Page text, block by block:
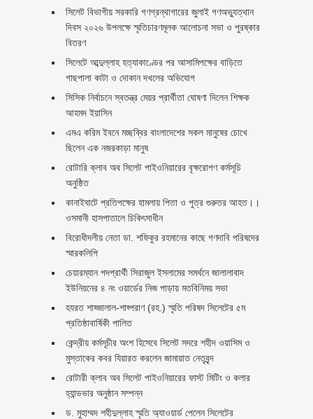
সিলেট বিভাগীয় সরকারি গণগ্রন্থাগারের জুলাই গণঅভ্যুত্থান
দিবস ২০২৬ উপলক্ষে স্মৃতিচারণমূলক আলোচনা সভা ও পুরষ্কার
বিতরণ ‎ ‎
সিলেটে আব্দুল্লাহ হত্যাকাণ্ডের পর আসামিপক্ষের বাড়িতে
গাছপালা কাটা ও দোকান দখলের অভিযোগ
সিসিক নির্বাচনে স্বতন্ত্র মেয়র প্রার্থীতা ঘোষণা দিলেন শিক্ষক
আহমদ ইয়াসিন
এমএ করিম ইবনে মচ্ছব্বির বাংলাদেশের সকল মানুষের চোখে
ছিলেন এক নজরকাড়া মানুষ ‎
রোটারি ক্লাব অব সিলেট পাইওনিয়ারের বৃক্ষরোপণ কর্মসূচি
অনুষ্ঠিত
কানাইঘাটে প্রতিপক্ষের হামলায় পিতা ও পুত্র গুরুতর আহত।।
ওসমানী হাসপাতালে চিকিৎসাধীন
বিরোধীদলীয় নেতা ডা. শফিকুর রহমানের কাছে গণদাবি পরিষদের
স্মারকলিপি ‎
চেয়ারম্যান পদপ্রার্থী সিরাজুল ইসলামের সমর্থনে জালালাবাদ
ইউনিয়নের ৪ নং ওয়ার্ডের নিজ পাড়ায় মতবিনিময় সভা
হযরত শাহ্জালাল-শাহ্পরাণ (রহ.) স্মৃতি পরিষদ সিলেটের ৫ম
প্রতিষ্ঠাবার্ষিকী পালিত ‎​
কেন্দ্রীয় কর্মসূচীর অংশ হিসেবে সিলেট সদরে শহীদ ওয়াসিম ও
মুস্তাকের কবর যিয়ারত করলেন জামায়াত নেতৃবৃন্দ ‎
রোটারী ক্লাব অব সিলেট পাইওনিয়ারের ফাস্ট মিটিং ও কলার
হ্যান্ডভার অনুষ্ঠান সম্পন্ন
ড. মুহাম্মদ শহীদুল্লাহ স্মৃতি অ্যাওয়ার্ড পেলেন সিলেটের